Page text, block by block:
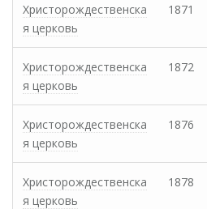
Христорождественска
я церковь
1871
Христорождественска
я церковь
1872
Христорождественска
я церковь
1876
Христорождественска
я церковь
1878